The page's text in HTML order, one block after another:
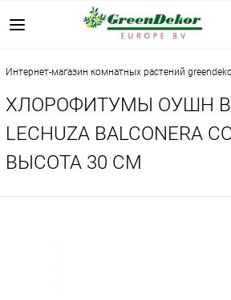
интернет-магазин комнатных растений
ХЛОРОФИТУМЫ ОУШН
LECHUZA BALCONERA
ВЫСОТА 30 СМ